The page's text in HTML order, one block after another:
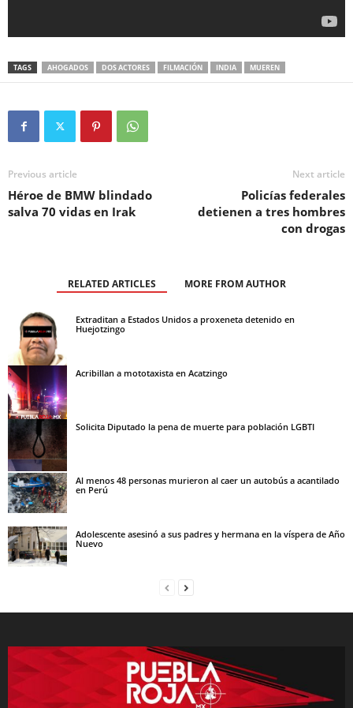
TAGS AHOGADOS DOS ACTORES FILMACIÓN INDIA MUEREN
Previous article
Héroe de BMW blindado
salva 70 vidas en Irak
Next article
Policías federales
detienen a tres hombres
con drogas
RELATED ARTICLES MORE FROM AUTHOR
Extraditan a Estados Unidos a proxeneta detenido en
Huejotzingo
Acribillan a mototaxista en Acatzingo
Solicita Diputado la pena de muerte para población LGBTI
Al menos 48 personas murieron al caer un autobús a acantilado
en Perú
Adolescente asesinó a sus padres y hermana en la víspera de Año
Nuevo